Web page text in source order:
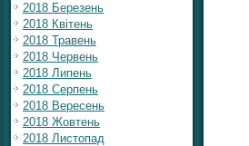
2018 Березень
2018 Квітень
2018 Травень
2018 Червень
2018 Липень
2018 Серпень
2018 Вересень
2018 Жовтень
2018 Листопад